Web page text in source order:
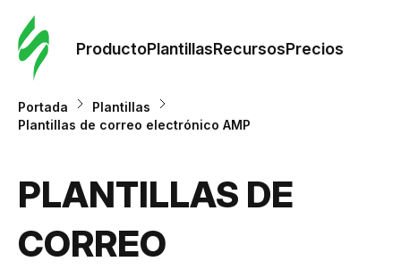
ProductoPlantillasRecursosPrecios
Portada
Plantillas
Plantillas de correo electrónico AMP
PLANTILLAS DE
CORREO